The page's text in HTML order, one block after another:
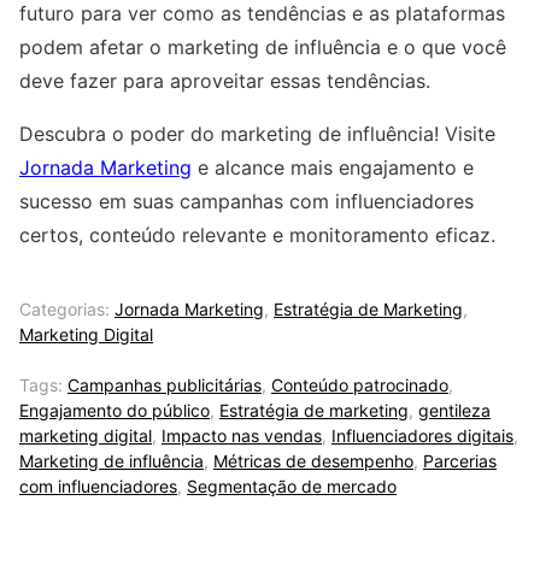
futuro para ver como as tendências e as plataformas
podem afetar o marketing de influência e o que você
deve fazer para aproveitar essas tendências.
Descubra o poder do marketing de influência! Visite
Jornada Marketing e alcance mais engajamento e
sucesso em suas campanhas com influenciadores
certos, conteúdo relevante e monitoramento eficaz.
Categorias: Jornada Marketing, Estratégia de Marketing,
Marketing Digital
Tags: Campanhas publicitárias, Conteúdo patrocinado,
Engajamento do público, Estratégia de marketing, gentileza
marketing digital, Impacto nas vendas, Influenciadores digitais,
Marketing de influência, Métricas de desempenho, Parcerias
com influenciadores, Segmentação de mercado